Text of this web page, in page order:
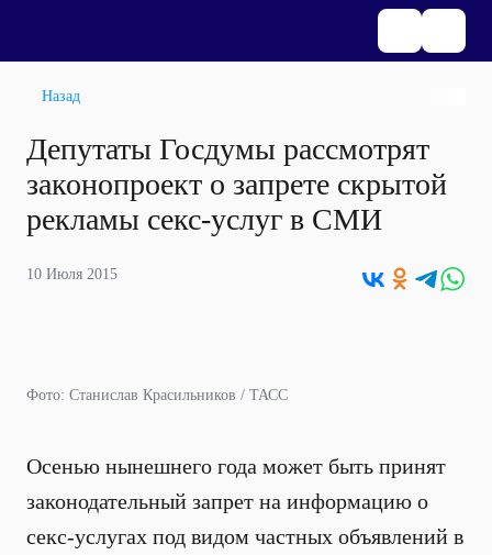
Назад
Депутаты Госдумы рассмотрят
законопроект о запрете скрытой
рекламы секс-услуг в СМИ
10 Июля 2015
Фото: Станислав Красильников / ТАСС
Осенью нынешнего года может быть принят
законодательный запрет на информацию о
секс-услугах под видом частных объявлений в